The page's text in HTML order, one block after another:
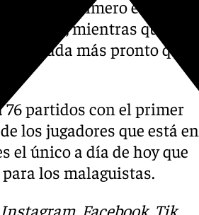
sería el primero en
mientras que
más pronto que
76 partidos con el primer
los jugadores que está en
el único a día de hoy que
para los malaguistas.
Instagram, Facebook, Tik